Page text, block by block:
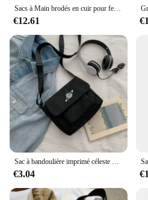
modern woman who values
functionality.
Sacs à Main brodés en cuir pour femmes, sacoches pour dames, sacs à Main en cuir pour dames, Sac à Main en boule de cheveux
€12.61
Sac à bandoulière imprimé céleste pour femme, petit sac messager étudiant, sac initié en toile, collage décontracté
€3.04